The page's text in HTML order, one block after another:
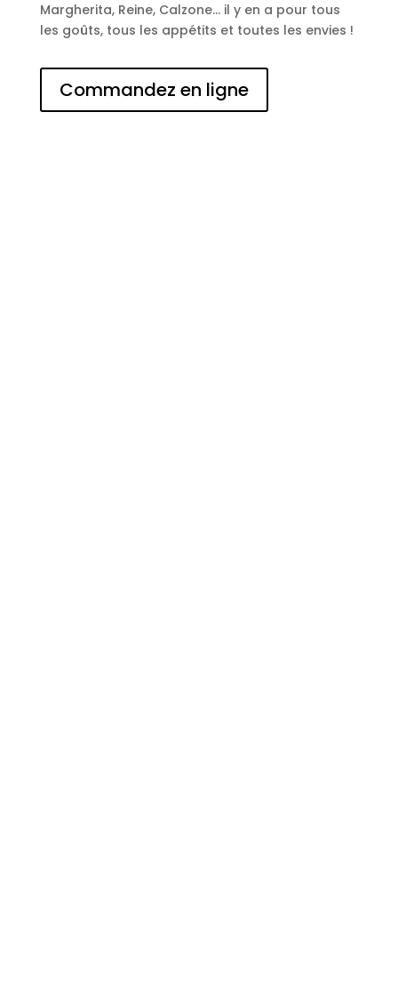
Margherita, Reine, Calzone… il y en a pour tous
les goûts, tous les appétits et toutes les envies !
Commandez en ligne